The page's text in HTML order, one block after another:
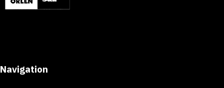
Navigation